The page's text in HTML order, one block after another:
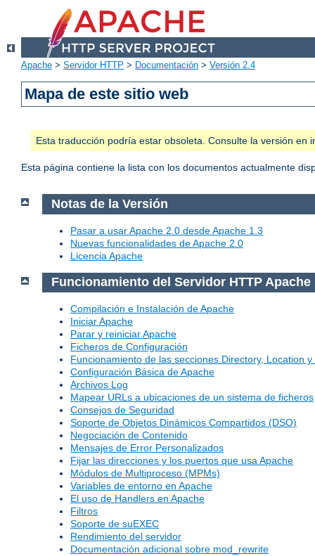
Apache > Servidor HTTP > Documentación > Versión 2.4
Mapa de este sitio web
Esta traducción podría estar obsoleta. Consulte la versión
Esta página contiene la lista con los documentos actualmente
Notas de la Versión
Pasar a usar Apache 2.0 desde Apache 1.3
Nuevas funcionalidades de Apache 2.0
Licencia Apache
Funcionamiento del Servidor HTTP Apache
Compilación e Instalación de Apache
Iniciar Apache
Parar y reiniciar Apache
Ficheros de Configuración
Funcionamiento de las secciones Directory, Location y
Configuración Básica de Apache
Archivos Log
Mapear URLs a ubicaciones de un sistema de ficheros
Consejos de Seguridad
Soporte de Objetos Dinámicos Compartidos (DSO)
Negociación de Contenido
Mensajes de Error Personalizados
Fijar las direcciones y los puertos que usa Apache
Módulos de Multiproceso (MPMs)
Variables de entorno en Apache
El uso de Handlers en Apache
Filtros
Soporte de suEXEC
Rendimiento del servidor
Documentación adicional sobre mod_rewrite